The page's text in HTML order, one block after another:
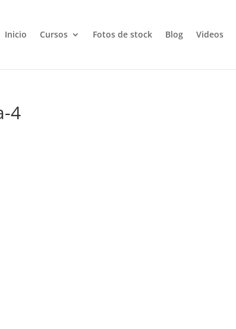
Inicio Cursos Fotos de stock Blog Videos
4